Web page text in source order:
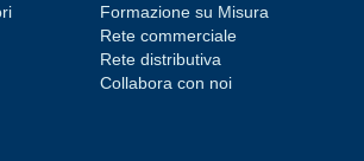
Formazione su Misura
Rete commerciale
Rete distributiva
Collabora con noi